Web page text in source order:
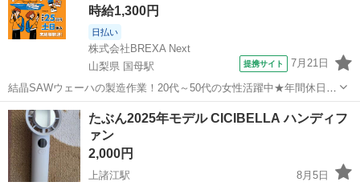
時給1,300円
日払い
株式会社BREXA Next
山梨県 国母駅
提携サイト 7月21日
結晶SAWウェーハの製造作業！20代～50代の女性活躍中★年間休日
120日＆土日祝休み！クリーンルーム内でのお仕事！日払い制度利用可
◎正社員登用制度あり！マイカー通勤可！《山梨県中巨摩郡昭和町》
人気の工場のお仕事 ◇結晶...
山梨 国母駅
たぶん2025年モデル CICIBELLA ハンディフ
ァン
2,000円
上諸江駅
8月5日